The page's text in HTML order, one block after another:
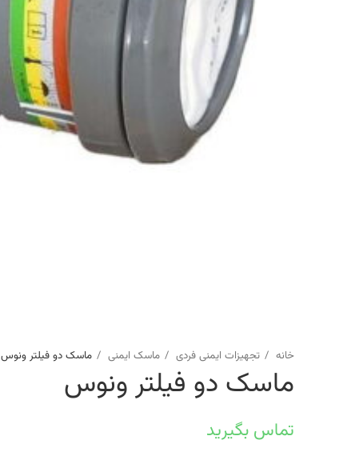
خانه تجهیزات ایمنی فردی ماسک ایمنی ماسک دو فیلتر ونوس
ماسک دو فیلتر ونوس
تماس بگیرید